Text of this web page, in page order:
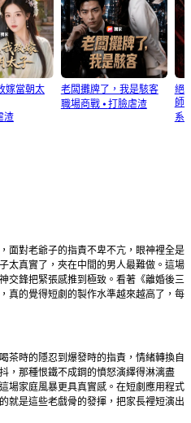
嫁當朝太
渣
老闆攤牌了，我是駭客
職場商戰⦁ 打臉虐渣
絕
師
系
面對老爺子的指責不卑不亢，眼神裡全是
太真實了，夾在中間的男人最難做。這場
交鋒把緊張感推到極致。看著《離婚後三
真的覺得短劇的製作水準越來越高了，每
茶時的隱忍到爆發時的指責，情緒轉換自
，那種恨鐵不成鋼的憤怒演繹得淋漓盡
場家庭風暴更具真實感。在短劇應用程式
就是這些老戲骨的發揮，把家長裡短演出